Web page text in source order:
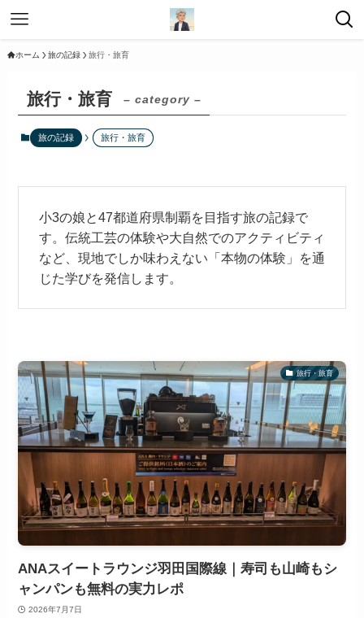
ホーム 旅の記録 旅行・旅育
旅行・旅育 – category –
旅の記録 旅行・旅育
小3の娘と47都道府県制覇を目指す旅の記録で
す。伝統工芸の体験や大自然でのアクティビティ
など、現地でしか味わえない「本物の体験」を通
じた学びを発信します。
旅行・旅育
ANAスイートラウンジ羽田国際線｜寿司も山崎もシ
ャンパンも無料の実力レポ
2026年7月7日